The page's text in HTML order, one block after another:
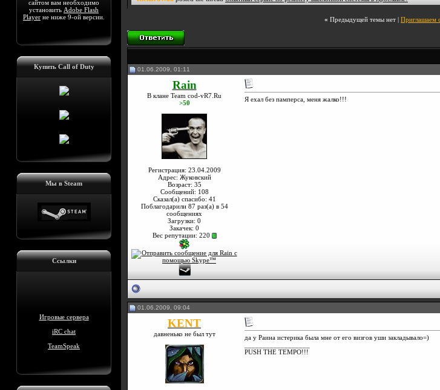
сайтом вам необходимо
установить Adobe Flash
Player не ниже 9-ой версии.
Купить Call of Duty
Мы в Steam
Ссылки
Игровые сервера
iRC chat
TeamSpeak
« Предыдущей темы нет | Приглашаем
01.06.2009, 01:11
Rain
В клане Team cod-vR7.Ru
>50
Регистрация: 23.04.2009
Адрес: Жуковский
Возраст: 35
Сообщений: 108
Сказал(а) спасибо: 41
Поблагодарили 87 раз(а) в 54
сообщениях
Загрузки: 0
Закачек: 0
Вес репутации: 220
Я ехал без памперса, меня жалко!!!
01.06.2009, 09:04
KENT
давненько не был тут
да у Раина истерика была мне от его визгов уши закладывало=)
PUSH THE TEMPO!!!